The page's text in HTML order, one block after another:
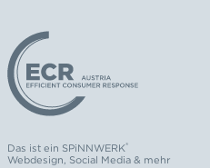
Logo: ECR Austria
Das ist ein SPiNNWERK®
Webdesign, Social Media& mehr